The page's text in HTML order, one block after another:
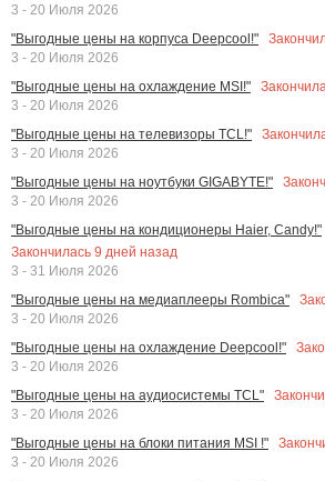
3 - 20 Июля 2026
"Выгодные цены на корпуса Deepcool!"
3 - 20 Июля 2026
"Выгодные цены на охлаждение MSI!"
3 - 20 Июля 2026
"Выгодные цены на телевизоры TCL!"
3 - 20 Июля 2026
"Выгодные цены на ноутбуки GIGABYTE!"
3 - 20 Июля 2026
"Выгодные цены на кондиционеры Haier, Candy!"
Закончилась 9 дней назад
3 - 31 Июля 2026
"Выгодные цены на медиаплееры Rombica"
3 - 20 Июля 2026
"Выгодные цены на охлаждение Deepcool!"
3 - 20 Июля 2026
"Выгодные цены на аудиосистемы TCL"
3 - 20 Июля 2026
"Выгодные цены на блоки питания MSI !"
3 - 20 Июля 2026